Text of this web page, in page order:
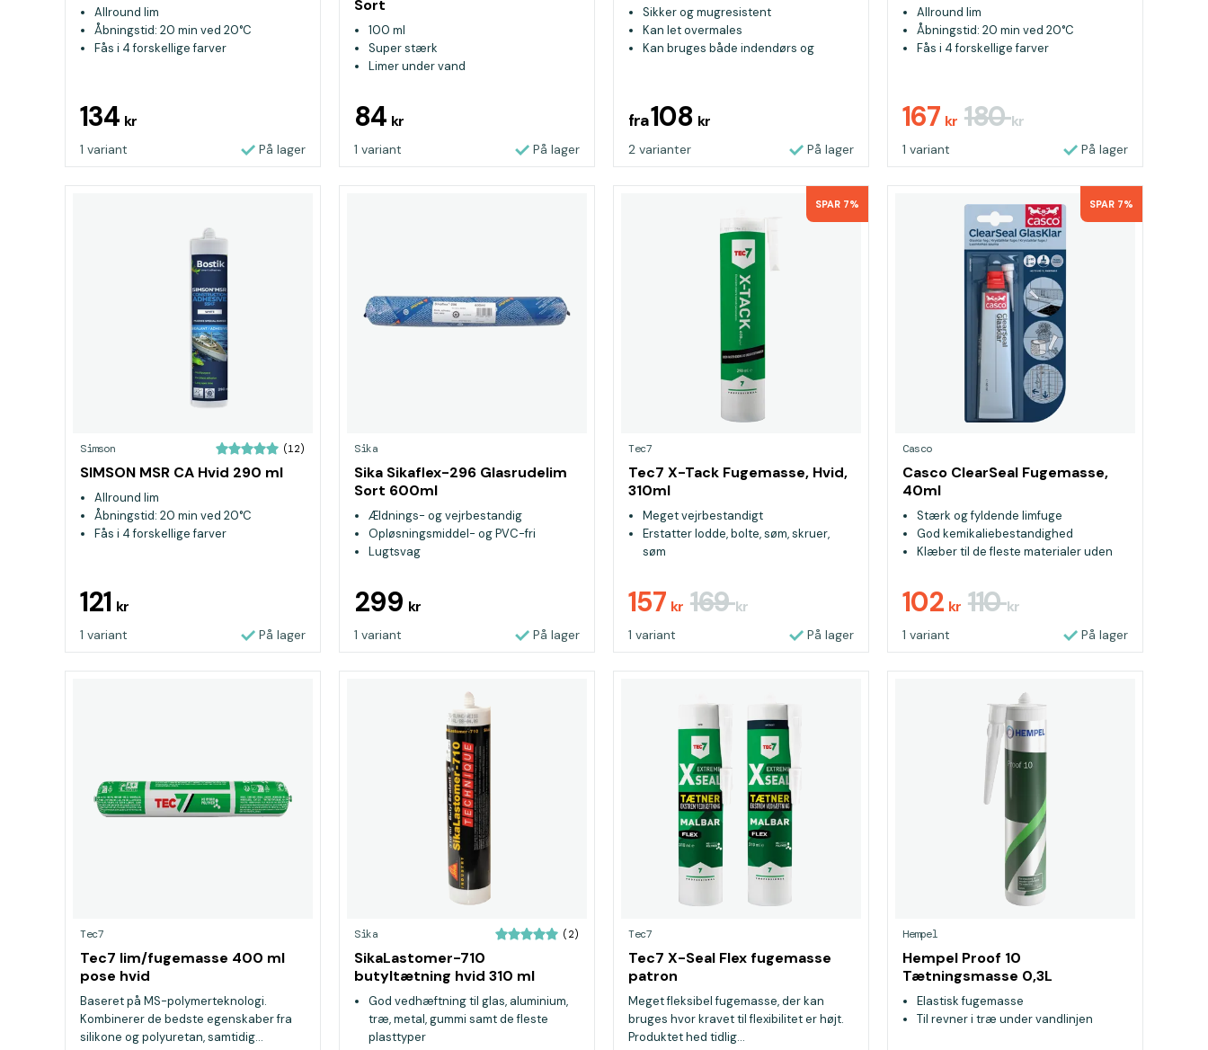
Allround lim
Åbningstid: 20 min ved 20°C
Fås i 4 forskellige farver
134 kr
1 variant På lager
Sort
100 ml
Super stærk
Limer under vand
84 kr
1 variant På lager
Sikker og mugresistent
Kan let overmales
Kan bruges både indendørs og
fra108 kr
2 varianter På lager
Allround lim
Åbningstid: 20 min ved 20°C
Fås i 4 forskellige farver
167 kr 180kr
1 variant På lager
Simson (12)
SIMSON MSR CA Hvid 290 ml
Allround lim
Åbningstid: 20 min ved 20°C
Fås i 4 forskellige farver
121 kr
1 variant På lager
Sika
Sika Sikaflex-296 Glasrudelim
Sort 600ml
Ældnings- og vejrbestandig
Opløsningsmiddel- og PVC-fri
Lugtsvag
299 kr
1 variant På lager
SPAR 7%
Tec7
Tec7 X-Tack Fugemasse, Hvid,
310ml
Meget vejrbestandigt
Erstatter lodde, bolte, søm, skruer,
søm
157 kr 169kr
1 variant På lager
SPAR 7%
Casco
Casco ClearSeal Fugemasse,
40ml
Stærk og fyldende limfuge
God kemikaliebestandighed
Klæber til de fleste materialer uden
102 kr 110kr
1 variant På lager
Tec7
Tec7 lim/fugemasse 400 ml
pose hvid
Baseret på MS-polymerteknologi.
Kombinerer de bedste egenskaber fra
silikone og polyuretan, samtidig...
Sika (2)
SikaLastomer-710
butyltætning hvid 310 ml
God vedhæftning til glas, aluminium,
træ, metal, gummi samt de fleste
plasttyper
Tec7
Tec7 X-Seal Flex fugemasse
patron
Meget fleksibel fugemasse, der kan
bruges hvor kravet til flexibilitet er højt.
Produktet hed tidlig...
Hempel
Hempel Proof 10
Tætningsmasse 0,3L
Elastisk fugemasse
Til revner i træ under vandlinjen